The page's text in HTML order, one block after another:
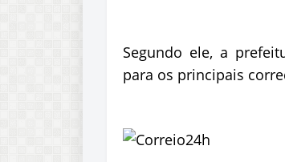
Segundo ele, a
para os principais